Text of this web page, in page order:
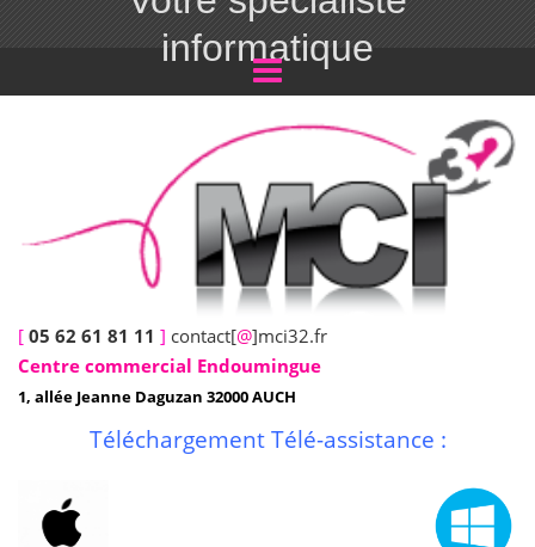
informatique
[ 05 62 61 81 11 ] contact[@]mci32.fr
Centre commercial Endoumingue
1, allée Jeanne Daguzan 32000 AUCH
Téléchargement Télé-assistance :